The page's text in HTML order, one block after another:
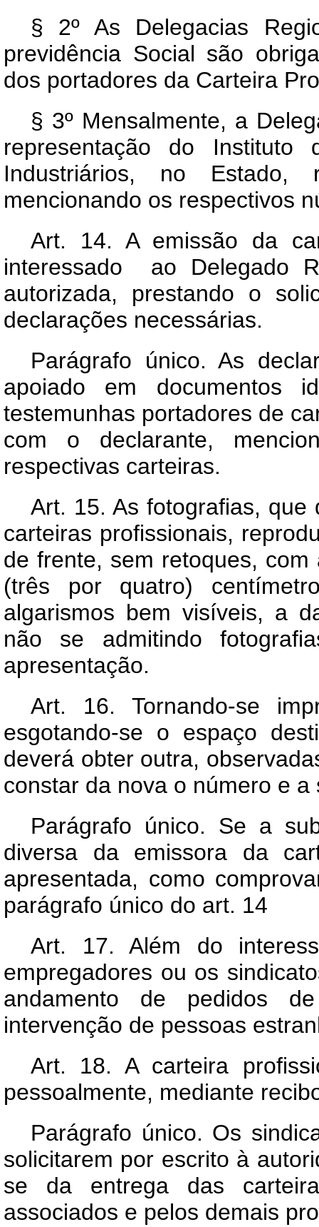
§ 2º As Delegacias
previdência Social são
dos portadores da Carteira
§ 3º Mensalmente, a
representação do Instituto
Industriários, no Estado,
mencionando os respectivos
Art. 14. A emissão da
interessado ao Delegado
autorizada, prestando o
declarações necessárias.
Parágrafo único. As
apoiado em documentos
testemunhas portadores de
com o declarante,
respectivas carteiras.
Art. 15. As fotografias, que
carteiras profissionais,
de frente, sem retoques,
(três por quatro)
algarismos bem visíveis, a
não se admitindo
apresentação.
Art. 16. Tornando-se
esgotando-se o espaço
deverá obter outra,
constar da nova o número e a
Parágrafo único. Se a
diversa da emissora da
apresentada, como
parágrafo único do art. 14
Art. 17. Além do
empregadores ou os
andamento de pedidos
intervenção de pessoas
Art. 18. A carteira
pessoalmente, mediante
Parágrafo único. Os
solicitarem por escrito à
se da entrega das
associados e pelos demais